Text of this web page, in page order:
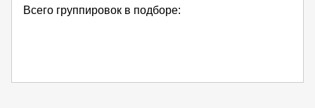
Всего группировок в подборе: